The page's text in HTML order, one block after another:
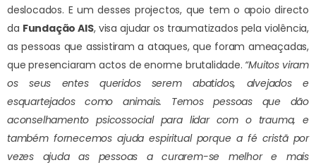
deslocados. E um desses projectos, que tem o apoio directo
da Fundação AIS, visa ajudar os traumatizados pela violência,
as pessoas que assistiram a ataques, que foram ameaçadas,
que presenciaram actos de enorme brutalidade. “Muitos viram
os seus entes queridos serem abatidos, alvejados e
esquartejados como animais. Temos pessoas que dão
aconselhamento psicossocial para lidar com o trauma, e
também fornecemos ajuda espiritual porque a fé cristã por
vezes ajuda as pessoas a curarem-se melhor e mais